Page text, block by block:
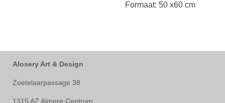
Formaat: 50 x60 cm
Alosery Art & Design
Zoetelaarpassage 38
1315 AZ Almere Centrum